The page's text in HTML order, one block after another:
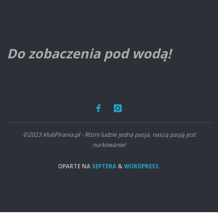
Do zobaczenia pod wodą!
©2023 KlubPirania.pl - Różni ludzie jedna pasja, naszą pasją jest
nurkowanie!
OPARTE NA SEPTERA & WORDPRESS.